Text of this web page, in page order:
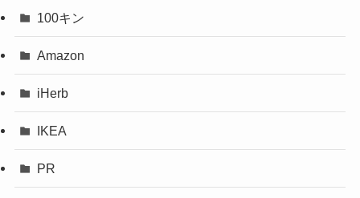
100キン
Amazon
iHerb
IKEA
PR